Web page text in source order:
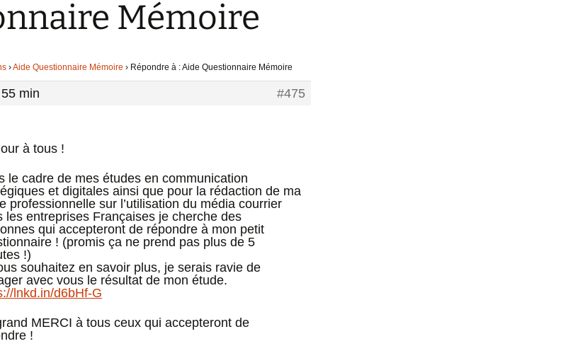
Mémoire
›Aide Questionnaire Mémoire › Répondre à : Aide Questionnaire Mémoire
min #475
à tous !
le cadre de mes études en communication
et digitales ainsi que pour la rédaction de ma
professionnelle sur l’utilisation du média courrier
les entreprises Françaises je cherche des
qui accepteront de répondre à mon petit
! (promis ça ne prend pas plus de 5
!)
souhaitez en savoir plus, je serais ravie de
avec vous le résultat de mon étude.
lnkd.in/d6bHf-G
MERCI à tous ceux qui accepteront de
!